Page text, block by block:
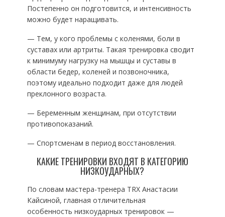
Постепенно он подготовится, и интенсивность
можно будет наращивать.
— Тем, у кого проблемы с коленями, боли в
суставах или артриты. Такая тренировка сводит
к минимуму нагрузку на мышцы и суставы в
области бедер, коленей и позвоночника,
поэтому идеально подходит даже для людей
преклонного возраста.
— Беременным женщинам, при отсутствии
противопоказаний.
— Спортсменам в период восстановления.
КАКИЕ ТРЕНИРОВКИ ВХОДЯТ В КАТЕГОРИЮ
НИЗКОУДАРНЫХ?
По словам мастера-тренера TRX Анастасии
Кайсиной, главная отличительная
особенность низкоударных тренировок —